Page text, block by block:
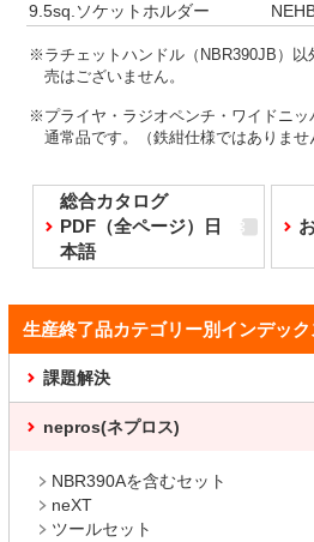
9.5sq.ソケットホルダー
※ラチェットハンドル（NBR390JB）以
売はございません。
※プライヤ・ラジオペンチ・ワイドニッ
通常品です。（鉄紺仕様ではありませ
総合カタログ
PDF（全ページ）日
本語
生産終了品カテゴリー別インデック
課題解決
nepros(ネプロス)
NBR390Aを含むセット
neXT
ツールセット